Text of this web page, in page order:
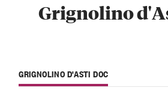
Grignolino
GRIGNOLINO D'ASTI DOC